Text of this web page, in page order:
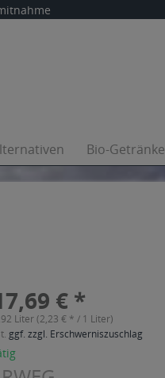
Bio-Getränke
€ *
Liter (2,23 € * / 1 Liter)
ggf. zzgl. Erschwerniszuschlag